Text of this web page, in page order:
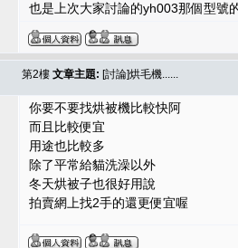
也是上次大家討論的yh003那個型號
第2樓 文章主題: [討論]烘毛機......
你要不要找烘被機比較快阿
而且比較便宜
用途也比較多
除了平常給貓洗澡以外
冬天烘被子也很好用說
拍賣網上找2手的還更便宜喔